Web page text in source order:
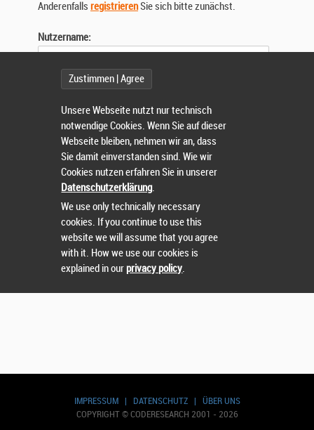
IMPRESSUM| DATENSCHUTZ| ÜBER UNS
COPYRIGHT © CODERESEARCH 2001 - 2026
Anderenfalls registrierenSie sich bitte zunächst.
Nutzername:
Passwort:
NutzernameoderPasswortvergessen?
Sie können sich nicht einloggen? Kontaktieren Sie uns
unter:sts@runtix.com
Zustimmen | Agree
Unsere Webseite nutzt nur technisch
notwendige Cookies. Wenn Sie auf dieser
Webseite bleiben, nehmen wir an, dass
Sie damit einverstanden sind. Wie wir
Cookies nutzen erfahren Sie in unserer
Datenschutzerklärung.
We use only technically necessary
cookies. If you continue to use this
website we will assume that you agree
with it. How we use our cookies is
explained in ourprivacy policy.